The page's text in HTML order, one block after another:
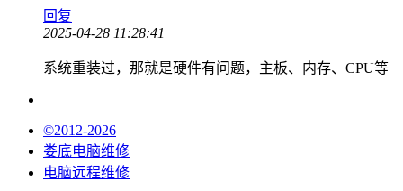
回复
2025-04-28 11:28:41
系统重装过，那就是硬件有问题，主板、内存、CPU等
©2012-2026
娄底电脑维修
电脑远程维修